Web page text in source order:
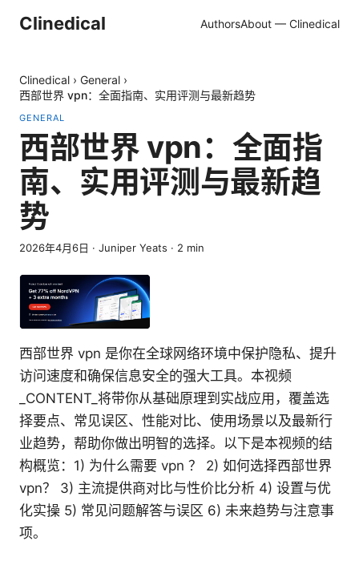
Clinedical AuthorsAbout — Clinedical
Clinedical › General ›
西部世界 vpn：全面指南、实用评测与最新趋势
GENERAL
西部世界 vpn：全面指
南、实用评测与最新趋
势
2026年4月6日 · Juniper Yeats · 2 min
西部世界 vpn 是你在全球网络环境中保护隐私、提升
访问速度和确保信息安全的强大工具。本视频
_CONTENT_将带你从基础原理到实战应用，覆盖选
择要点、常见误区、性能对比、使用场景以及最新行
业趋势，帮助你做出明智的选择。以下是本视频的结
构概览：1) 为什么需要 vpn ？ 2) 如何选择西部世界
vpn？ 3) 主流提供商对比与性价比分析 4) 设置与优
化实操 5) 常见问题解答与误区 6) 未来趋势与注意事
项。